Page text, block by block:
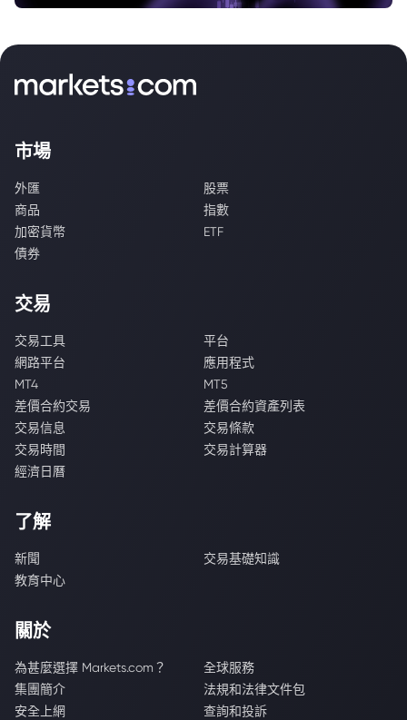
市場
外匯
股票
商品
指數
加密貨幣
ETF
債券
交易
交易工具
平台
網路平台
應用程式
MT4
MT5
差價合約交易
差價合約資產列表
交易信息
交易條款
交易時間
交易計算器
經濟日曆
了解
新聞
交易基礎知識
教育中心
關於
為甚麼選擇 Markets.com？
全球服務
集團簡介
法規和法律文件包
安全上網
查詢和投訴